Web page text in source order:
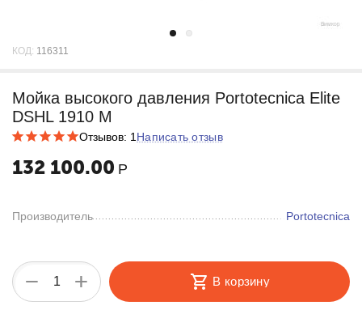
КОД: 116311
Мойка высокого давления Portotecnica Elite
DSHL 1910 M
Отзывов: 1 Написать отзыв
132 100.00 Р
Производитель Portotecnica
+
− В корзину